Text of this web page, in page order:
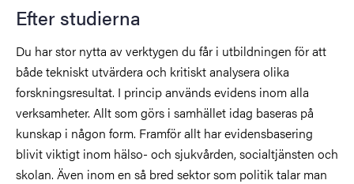
Efter studierna
Du har stor nytta av verktygen du får i utbildningen för att
både tekniskt utvärdera och kritiskt analysera olika
forskningsresultat. I princip används evidens inom alla
verksamheter. Allt som görs i samhället idag baseras på
kunskap i någon form. Framför allt har evidensbasering
blivit viktigt inom hälso- och sjukvården, socialtjänsten och
skolan. Även inom en så bred sektor som politik talar man